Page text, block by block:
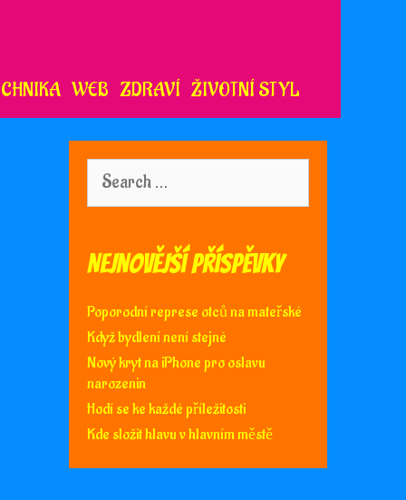
WEB ZDRAVÍ ŽIVOTNÍ STYL
for:
Nejnovější příspěvky
Poporodní represe otců na mateřské
Když bydlení není stejné
Nový kryt na iPhone pro oslavu
narozenin
Hodí se ke každé příležitosti
Kde složit hlavu v hlavním městě